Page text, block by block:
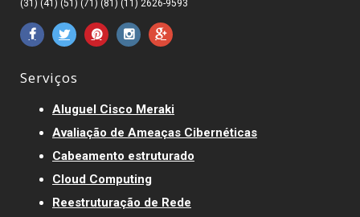
(31) (41) (51) (71) (81) (11) 2626-9593
Serviços
Aluguel Cisco Meraki
Avaliação de Ameaças Cibernéticas
Cabeamento estruturado
Cloud Computing
Reestruturação de Rede